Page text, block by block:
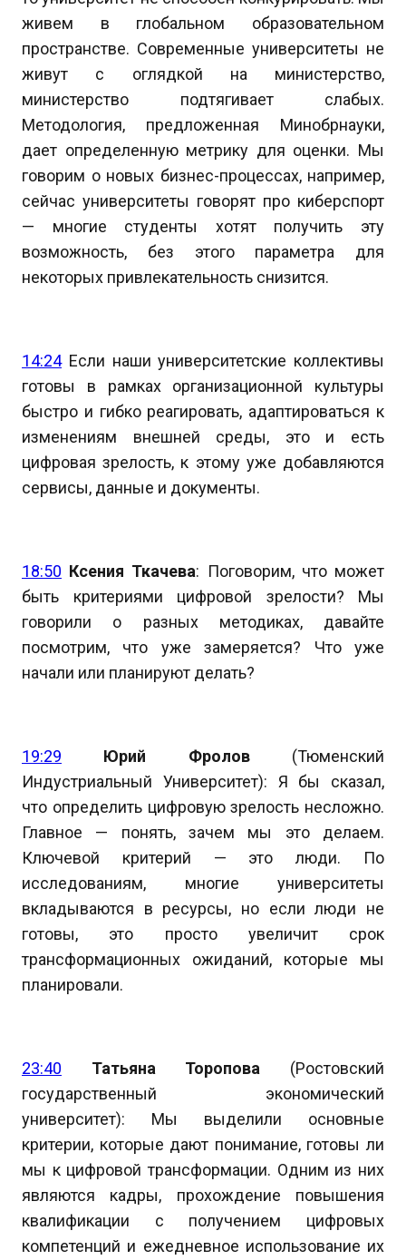
живем в глобальном образовательном
пространстве. Современные университеты не
живут с оглядкой на министерство,
министерство подтягивает слабых.
Методология, предложенная Минобрнауки,
дает определенную метрику для оценки. Мы
говорим о новых бизнес-процессах, например,
сейчас университеты говорят про киберспорт
— многие студенты хотят получить эту
возможность, без этого параметра для
некоторых привлекательность снизится.
14:24Если наши университетские коллективы
готовы в рамках организационной культуры
быстро и гибко реагировать, адаптироваться к
изменениям внешней среды, это и есть
цифровая зрелость, к этому уже добавляются
сервисы, данные и документы.
18:50 Ксения Ткачева: Поговорим, что может
быть критериями цифровой зрелости? Мы
говорили о разных методиках, давайте
посмотрим, что уже замеряется? Что уже
начали или планируют делать?
19:29 Юрий Фролов(Тюменский
Индустриальный Университет): Я бы сказал,
что определить цифровую зрелость несложно.
Главное — понять, зачем мы это делаем.
Ключевой критерий — это люди. По
исследованиям, многие университеты
вкладываются в ресурсы, но если люди не
готовы, это просто увеличит срок
трансформационных ожиданий, которые мы
планировали.
23:40 Татьяна Торопова (Ростовский
государственный экономический
университет): Мы выделили основные
критерии, которые дают понимание, готовы ли
мы к цифровой трансформации. Одним из них
являются кадры, прохождение повышения
квалификации с получением цифровых
компетенций и ежедневное использование их